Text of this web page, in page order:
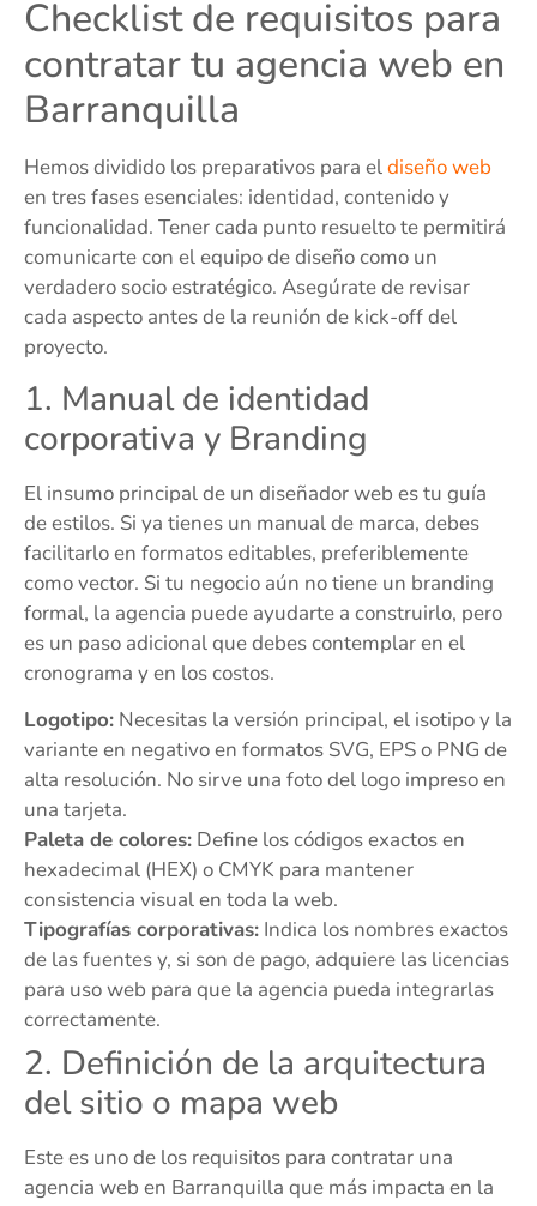
Checklist de requisitos para
contratar tu agencia web en
Barranquilla
Hemos dividido los preparativos para eldiseño web
en tres fases esenciales: identidad, contenido y
funcionalidad. Tener cada punto resuelto te permitirá
comunicarte con el equipo de diseño como un
verdadero socio estratégico. Asegúrate de revisar
cada aspecto antes de la reunión de kick-off del
proyecto.
1. Manual de identidad
corporativa y Branding
El insumo principal de un diseñador web es tu guía
de estilos. Si ya tienes un manual de marca, debes
facilitarlo en formatos editables, preferiblemente
como vector. Si tu negocio aún no tiene un branding
formal, la agencia puede ayudarte a construirlo, pero
es un paso adicional que debes contemplar en el
cronograma y en los costos.
Logotipo: Necesitas la versión principal, el isotipo y la
variante en negativo en formatos SVG, EPS o PNG de
alta resolución. No sirve una foto del logo impreso en
una tarjeta.
Paleta de colores: Define los códigos exactos en
hexadecimal (HEX) o CMYK para mantener
consistencia visual en toda la web.
Tipografías corporativas: Indica los nombres exactos
de las fuentes y, si son de pago, adquiere las licencias
para uso web para que la agencia pueda integrarlas
correctamente.
2. Definición de la arquitectura
del sitio o mapa web
Este es uno de los requisitos para contratar una
agencia web en Barranquilla que más impacta en la